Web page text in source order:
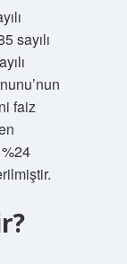
sayılı
faiz